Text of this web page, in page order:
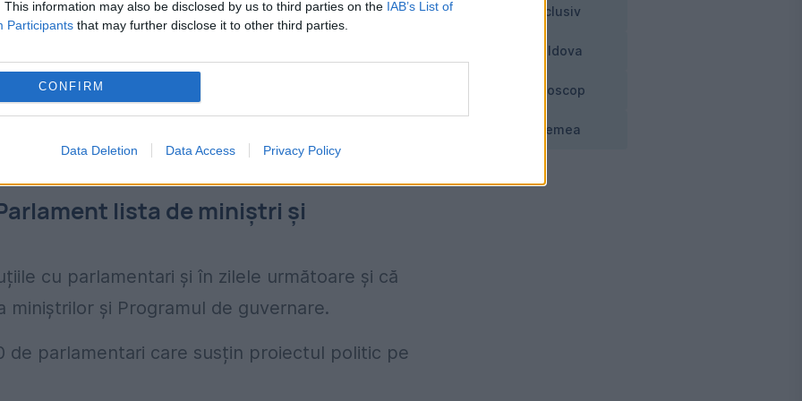
This information may also be disclosed by us to third parties on the IAB’s List of
Participants that may further disclose it to other third parties.
CONFIRM
Data Deletion Data Access Privacy Policy
însă consideră că România are nevoie de
pregătit şi hotărât să merg mai departe,
un guvern nou şi nicidecum de jocuri
în 2028”, a declarat Eugen Tomac.
lista de miniștri și
cu parlamentari și în zilele următoare și că
și Programul de guvernare.
parlamentari care susțin proiectul politic pe
Exclusiv
Moldova
Horoscop
Vremea